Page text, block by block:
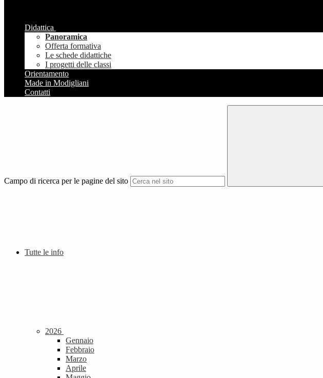
Didattica
Panoramica
Offerta formativa
Le schede didattiche
I progetti delle classi
Orientamento
Made in Modigliani
Contatti
Campo di ricerca per le pagine del sito
Tutte le info
2026
Gennaio
Febbraio
Marzo
Aprile